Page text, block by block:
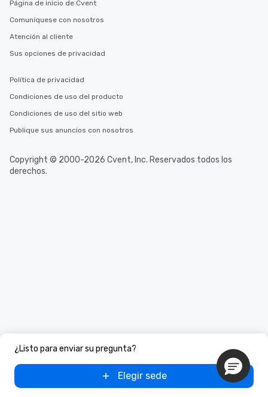
¿Listo para enviar su pregunta?
Elegir sede
Página de inicio de Cvent
Comuníquese con nosotros
Atención al cliente
Sus opciones de privacidad
Política de privacidad
Condiciones de uso del producto
Condiciones de uso del sitio web
Publique sus anuncios con nosotros
Copyright © 2000-2026 Cvent, Inc. Reservados todos los
derechos.